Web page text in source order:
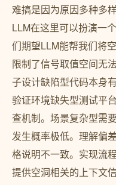
难搞是因为原因多种多
LLM在这里可以扮演一
们期望LLM能帮我们将
限制了信号取值空间无
子设计缺陷型代码本身
验证环境缺失型测试平
查机制。场景复杂型需
发生概率极低。理解偏
格说明不一致。实现流
提供空洞相关的上下文